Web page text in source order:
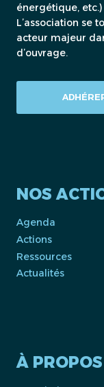
énergétique,
L’association se
acteur majeur
d’ouvrage.
NOS
Agenda
Actions
Ressources
Actualités
À PROPOS